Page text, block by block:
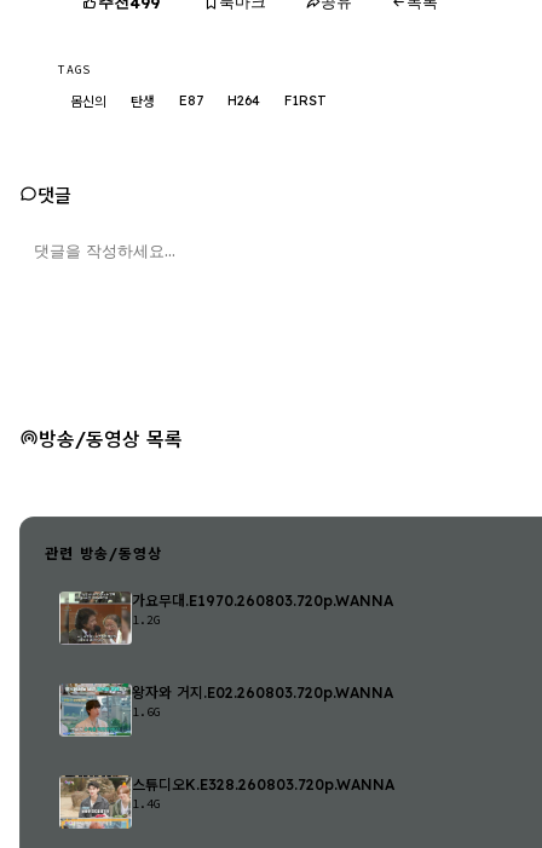
TAGS
몸신의 탄생 E87 H264 F1RST
댓글
방송/동영상 목록
관련 방송/동영상
가요무대.E1970.260803.720p.WANNA
1.2G
왕자와 거지.E02.260803.720p.WANNA
1.6G
스튜디오K.E328.260803.720p.WANNA
1.4G